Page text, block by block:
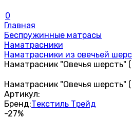
0
Главная
Беспружинные матрасы
Наматрасники
Наматрасники из овечьей
Наматрасник "Овечья шерсть"
Наматрасник "Овечья шерсть"
Артикул:
Бренд:Текстиль Трейд
-27%